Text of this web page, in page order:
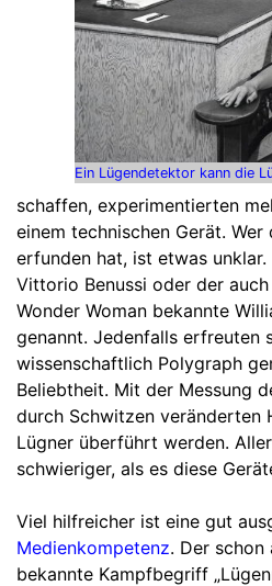
Ein Lügendetektor kann die
schaffen, experimentierten
einem technischen Gerät. Wer
erfunden hat, ist etwas
Vittorio Benussi oder der
Wonder Woman bekannte
genannt. Jedenfalls erfreuten
wissenschaftlich Polygraph
Beliebtheit. Mit der Messung
durch Schwitzen veränderten
Lügner überführt werden.
schwieriger, als es diese
Viel hilfreicher ist eine gut
Medienkompetenz. Der schon
bekannte Kampfbegriff